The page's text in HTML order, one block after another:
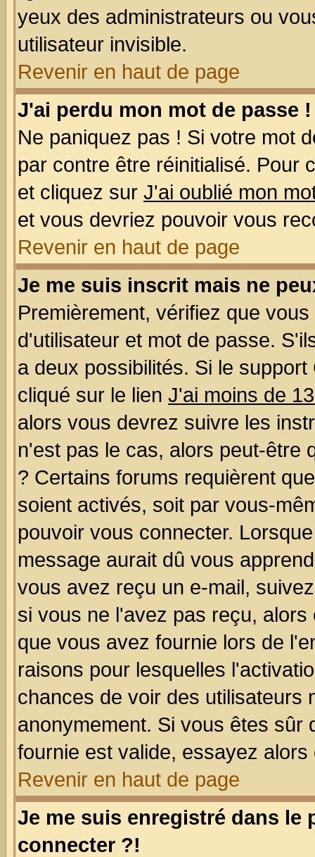
yeux des administrateurs ou
utilisateur invisible.
Revenir en haut de page
J'ai perdu mon mot de passe !
Ne paniquez pas ! Si votre mot
par contre être réinitialisé. Pour
et cliquez sur J'ai oublié mon
et vous devriez pouvoir vous
Revenir en haut de page
Je me suis inscrit mais ne
Premièrement, vérifiez que
d'utilisateur et mot de passe.
a deux possibilités. Si le
cliqué sur le lien J'ai moins de
alors vous devrez suivre les
n'est pas le cas, alors peut-être
? Certains forums requièrent
soient activés, soit par vous-
pouvoir vous connecter.
message aurait dû vous
vous avez reçu un e-mail,
si vous ne l'avez pas reçu,
que vous avez fournie lors de
raisons pour lesquelles
chances de voir des utilisateurs
anonymement. Si vous êtes sûr
fournie est valide, essayez
Revenir en haut de page
Je me suis enregistré dans le
connecter ?!